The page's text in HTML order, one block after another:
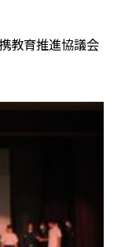
携教育推進協議会